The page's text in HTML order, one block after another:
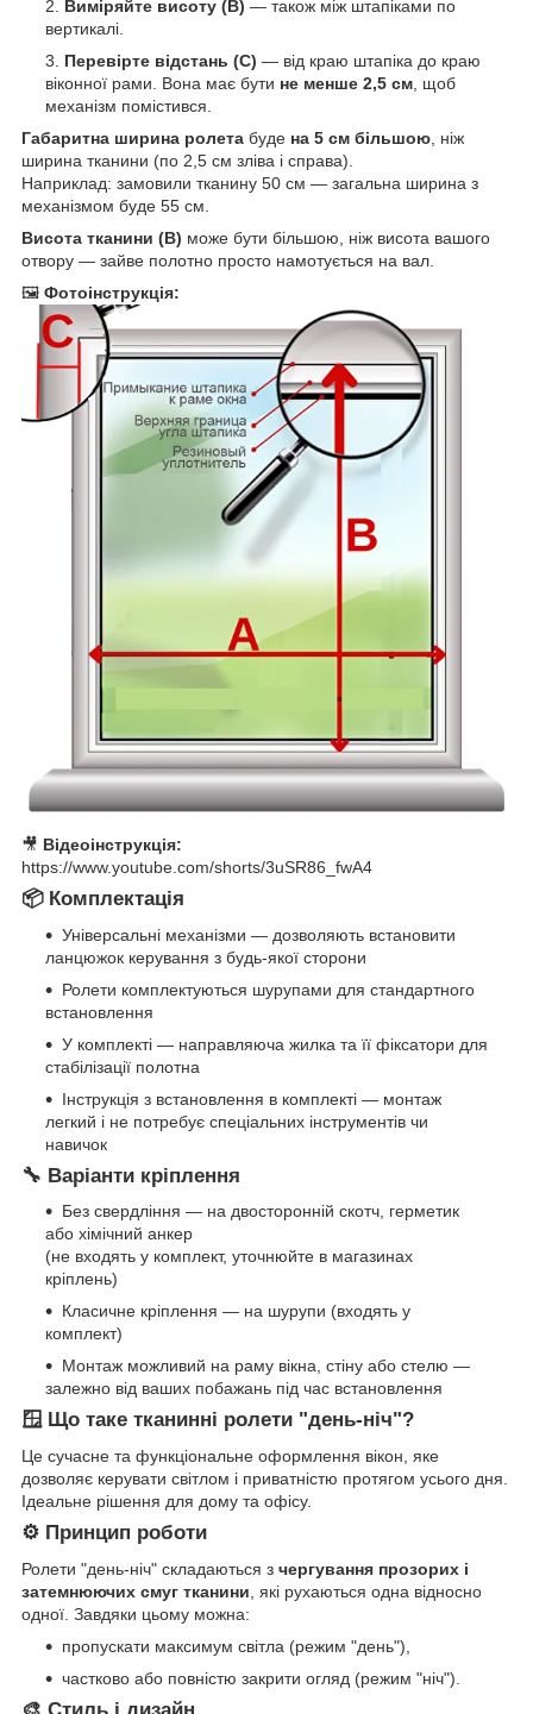
Виміряйте висоту (B) — також між штапіками по
вертикалі.
Перевірте відстань (C) — від краю штапіка до краю
віконної рами. Вона має бути не менше 2,5 см , щоб
механізм помістився.
Габаритна ширина ролета буде на 5 см більшою , ніж
ширина тканини (по 2,5 см зліва і справа).
Наприклад: замовили тканину 50 см — загальна ширина з
механізмом буде 55 см.
Висота тканини (B) може бути більшою, ніж висота вашого
отвору — зайве полотно просто намотується на вал.
🖼 Фотоінструкція:
🎥 Відеоінструкція:
https://www.youtube.com/shorts/3uSR86_fwA4
📦 Комплектація
Універсальні механізми — дозволяють встановити
ланцюжок керування з будь-якої сторони
Ролети комплектуються шурупами для стандартного
встановлення
У комплекті — направляюча жилка та її фіксатори для
стабілізації полотна
Інструкція з встановлення в комплекті — монтаж
легкий і не потребує спеціальних інструментів чи
навичок
🔧 Варіанти кріплення
Без свердління — на двосторонній скотч, герметик
або хімічний анкер
(не входять у комплект, уточнюйте в магазинах
кріплень)
Класичне кріплення — на шурупи (входять у
комплект)
Монтаж можливий на раму вікна, стіну або стелю —
залежно від ваших побажань під час встановлення
🪟 Що таке тканинні ролети "день-ніч"?
Це сучасне та функціональне оформлення вікон, яке
дозволяє керувати світлом і приватністю протягом усього дня.
Ідеальне рішення для дому та офісу.
⚙️ Принцип роботи
Ролети "день-ніч" складаються з чергування прозорих і
затемнюючих смуг тканини , які рухаються одна відносно
одної. Завдяки цьому можна:
пропускати максимум світла (режим "день"),
частково або повністю закрити огляд (режим "ніч").